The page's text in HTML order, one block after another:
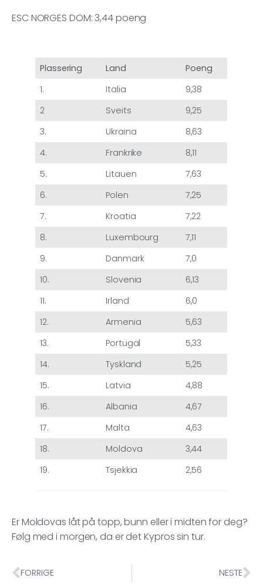
ESC NORGES DOM: 3,44 poeng
Plassering Land
Poeng
1.
Italia
9,38
2
Sveits
9,25
3.
Ukraina
8,63
4.
Frankrike
8,11
5.
Litauen
7,63
6.
Polen
7,25
7.
Kroatia
7,22
8.
Luxembourg
7,11
9.
Danmark
7,0
10.
Slovenia
6,13
11.
Irland
6,0
12.
Armenia
5,63
13.
Portugal
5,33
14.
Tyskland
5,25
15.
Latvia
4,88
16.
Albania
4,67
17.
Malta
4,63
18.
Moldova
3,44
19.
Tsjekkia 2,56
Er Moldovas låt på topp, bunn eller i midten for deg?
Følg med i morgen, da er det Kypros sin tur.
FORRIGE NESTE